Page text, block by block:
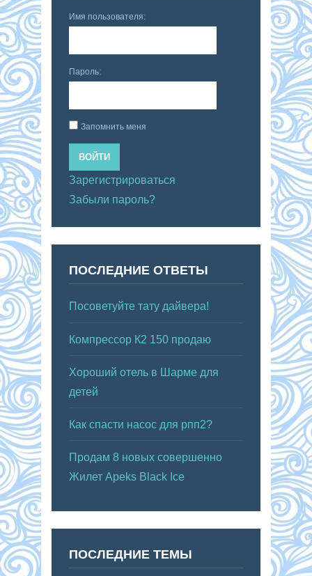
Имя пользователя:
Пароль:
Запомнить меня
ВОЙТИ
Зарегистрироваться
Забыли пароль?
ПОСЛЕДНИЕ ОТВЕТЫ
Посоветуйте тату дайвера!
Компрессор К2 150 продаю
Хороший отель в Шарме для
детей
Как спасти насос для рпп2?
Продам 8 новых совершенно
Жилет Apeks Black Ice
ПОСЛЕДНИЕ ТЕМЫ